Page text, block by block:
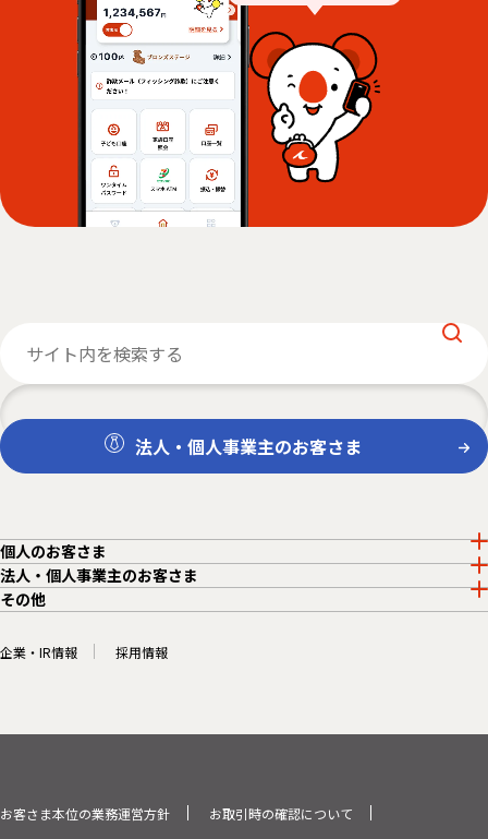
法人・個人事業主のお客さま
個人のお客さま
法人・個人事業主のお客さま
その他
企業・IR情報 採用情報
お客さま本位の業務運営方針 お取引時の確認について